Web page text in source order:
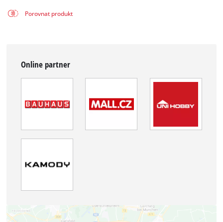
Porovnat produkt
Online partner